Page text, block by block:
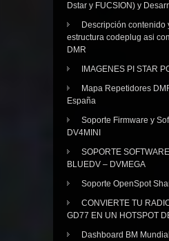
Dstar y FUCSION) y
Descripción contenido
estructura codeplug asi
DMR
IMAGENES PI STAR
Mapa Repetidores
España
Soporte Firmware y
DV4MINI
SOPORTE SOFTWARE
BLUEDV – DVMEGA
Soporte OpenSpot
CONVIERTE TU
GD77 EN UN HOTSPOT
Dashboard BM